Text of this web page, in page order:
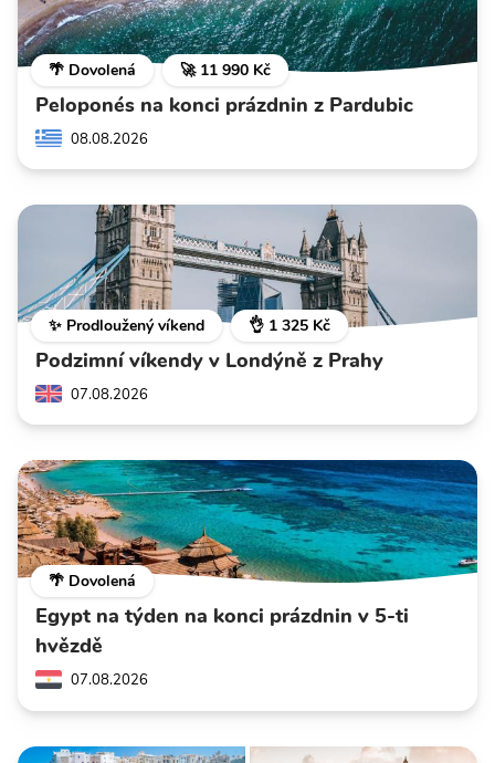
🌴 Dovolená 🚀 11 990 Kč
Peloponés na konci prázdnin z Pardubic
08.08.2026
✨ Prodloužený víkend 👌 1 325 Kč
Podzimní víkendy v Londýně z Prahy
07.08.2026
🌴 Dovolená
Egypt na týden na konci prázdnin v 5-ti
hvězdě
07.08.2026